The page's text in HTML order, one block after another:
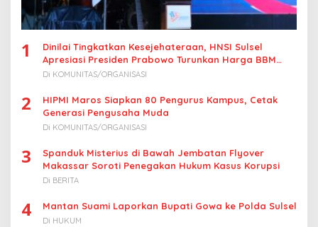
1
Dinilai Tingkatkan Kesejehateraan, HNSI Sulsel
Apresiasi Presiden Prabowo Turunkan Harga BBM
Nelayan
Di KOMUNITAS/ORGANISASI
2
HIPMI Maros Siapkan 80 Pengurus Kampus, Cetak
Generasi Pengusaha Muda
Di KOMUNITAS/ORGANISASI
3
Spanduk Misterius di Bawah Jembatan Flyover
Makassar Soroti Penegakan Hukum Kasus Korupsi
Di BERITA
4 Mantan Suami Laporkan Bupati Gowa ke Polda Sulsel
Di HUKUM